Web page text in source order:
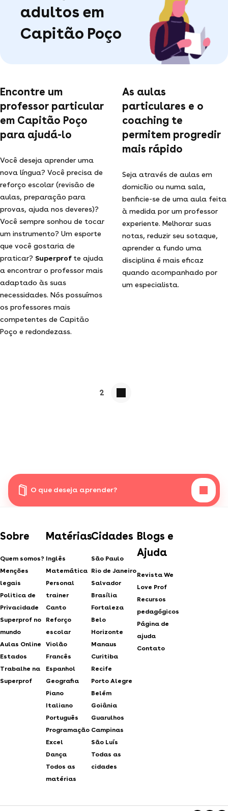
adultos em
Capitão Poço
Encontre um
professor particular
em Capitão Poço
para ajudá-lo
Você deseja aprender uma
nova língua? Você precisa de
reforço escolar (revisão de
aulas, preparação para
provas, ajuda nos deveres)?
Você sempre sonhou de tocar
um instrumento? Um esporte
que você gostaria de
praticar? Superprof te ajuda
a encontrar o professor mais
adaptado às suas
necessidades. Nós possuímos
os professores mais
competentes de Capitão
Poço e redondezass.
As aulas
particulares e o
coaching te
permitem progredir
mais rápido
Seja através de aulas em
domicílio ou numa sala,
benficie-se de uma aula feita
à medida por um professor
experiente. Melhorar suas
notas, reduzir seu sotaque,
aprender a fundo uma
disciplina é mais eficaz
quando acompanhado por
um especialista.
2
O que deseja aprender?
Sobre
Quem somos?
Menções
legais
Politica de
Privacidade
Superprof no
mundo
Aulas Online
Estados
Trabalhe na
Superprof
Matérias
Inglês
Matemática
Personal
trainer
Canto
Reforço
escolar
Violão
Francês
Espanhol
Geografia
Piano
Italiano
Português
Programação
Excel
Dança
Todos as
matérias
Cidades
São Paulo
Rio de Janeiro
Salvador
Brasília
Fortaleza
Belo
Horizonte
Manaus
Curitiba
Recife
Porto Alegre
Belém
Goiânia
Guarulhos
Campinas
São Luís
Todas as
cidades
Blogs e
Ajuda
Revista We
Love Prof
Recursos
pedagógicos
Página de
ajuda
Contato